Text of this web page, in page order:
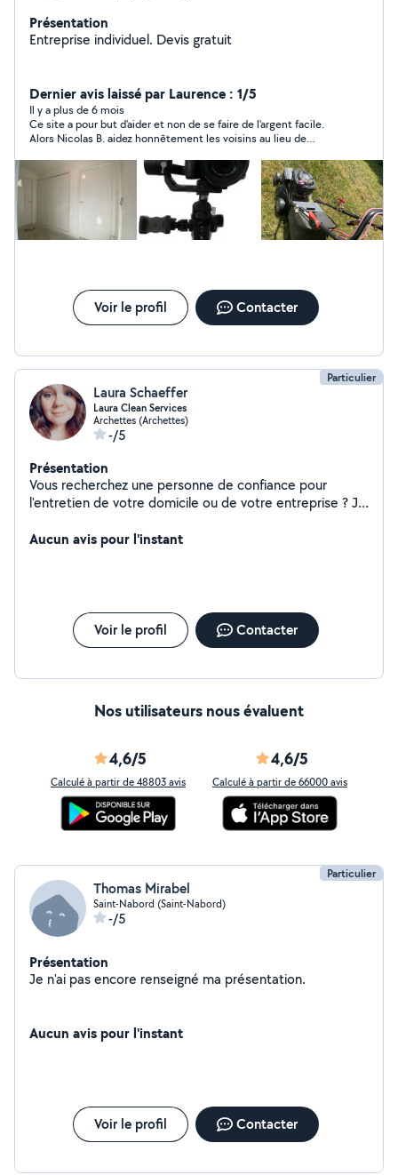
Présentation
Entreprise individuel. Devis gratuit
Dernier avis laissé par Laurence : 1/5
Il y a plus de 6 mois
Ce site a pour but d'aider et non de se faire de l'argent facile.
Alors Nicolas B. aidez honnêtement les voisins au lieu de
Voir le profil Contacter
Particulier
Laura Schaeffer
Laura Clean Services
Archettes (Archettes)
-/5
Présentation
Vous recherchez une personne de confiance pour
l'entretien de votre domicile ou de votre entreprise ? Je
Mes prestation : - Nettoyage et entretien des pièces
: Arches/Dinozé/Epinal/Golbey/Chantraine/ remiremont
et ses environs Planning flexible !
Aucun avis pour l'instant
Voir le profil Contacter
Nos utilisateurs nous évaluent
4,6/5
Calculé à partir de 48803 avis
4,6/5
Calculé à partir de 66000 avis
Particulier
Thomas Mirabel
Saint-Nabord (Saint-Nabord)
-/5
Présentation
Je n'ai pas encore renseigné ma présentation.
Aucun avis pour l'instant
Voir le profil Contacter